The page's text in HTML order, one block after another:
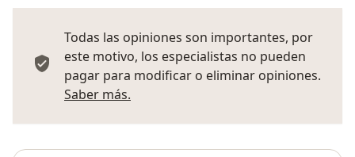
Todas las opiniones son importantes, por
este motivo, los especialistas no pueden
pagar para modificar o eliminar opiniones.
Saber más.